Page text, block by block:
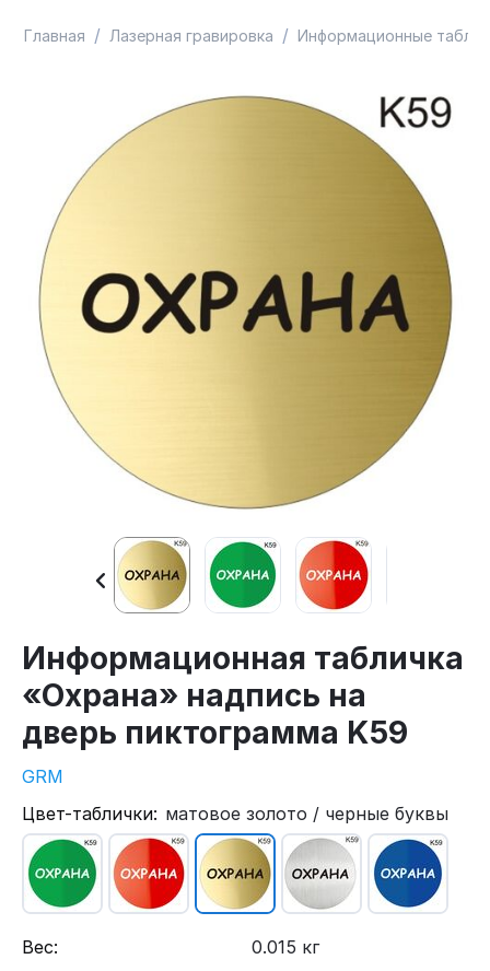
Главная / Лазерная гравировка / Информационные
Информационная табличка
«Охрана» надпись на
дверь пиктограмма K59
GRM
Цвет-таблички: матовое золото / черные буквы
Вес: 0.015 кг